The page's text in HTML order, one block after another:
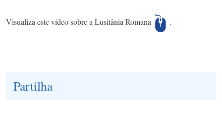
Visualiza este vídeo sobre a Lusitânia Romana .
Partilha